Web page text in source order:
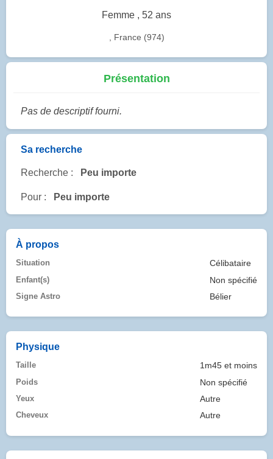
Femme , 52 ans
, France (974)
Présentation
Pas de descriptif fourni.
Sa recherche
Recherche : Peu importe
Pour : Peu importe
À propos
Situation Célibataire
Enfant(s) Non spécifié
Signe Astro Bélier
Physique
Taille 1m45 et moins
Poids Non spécifié
Yeux Autre
Cheveux Autre